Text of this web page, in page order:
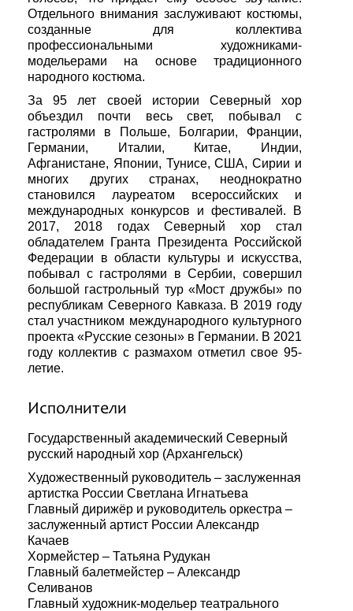
Отдельного внимания заслуживают костюмы,
созданные для коллектива
профессиональными художниками-
модельерами на основе традиционного
народного костюма.
За 95 лет своей истории Северный хор
объездил почти весь свет, побывал с
гастролями в Польше, Болгарии, Франции,
Германии, Италии, Китае, Индии,
Афганистане, Японии, Тунисе, США, Сирии и
многих других странах, неоднократно
становился лауреатом всероссийских и
международных конкурсов и фестивалей. В
2017, 2018 годах Северный хор стал
обладателем Гранта Президента Российской
Федерации в области культуры и искусства,
побывал с гастролями в Сербии, совершил
большой гастрольный тур «Мост дружбы» по
республикам Северного Кавказа. В 2019 году
стал участником международного культурного
проекта «Русские сезоны» в Германии. В 2021
году коллектив с размахом отметил свое 95-
летие.
Исполнители
Государственный академический Северный
русский народный хор (Архангельск)
Художественный руководитель – заслуженная
артистка России Светлана Игнатьева
Главный дирижёр и руководитель оркестра –
заслуженный артист России Александр
Качаев
Хормейстер – Татьяна Рудукан
Главный балетмейстер – Александр
Селиванов
Главный художник-модельер театрального